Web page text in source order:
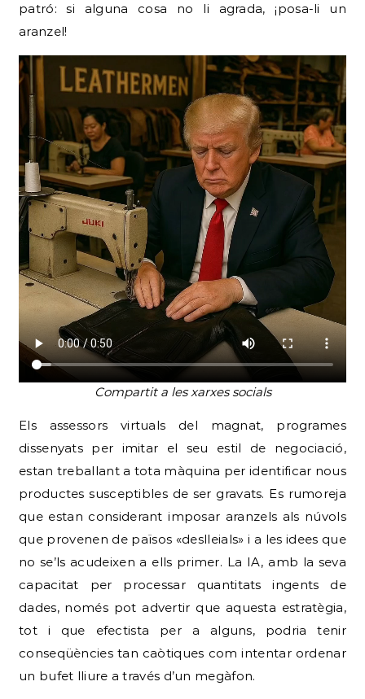
patró: si alguna cosa no li agrada, ¡posa-li un
aranzel!
Compartit a les xarxes socials
Els assessors virtuals del magnat, programes
dissenyats per imitar el seu estil de negociació,
estan treballant a tota màquina per identificar nous
productes susceptibles de ser gravats. Es rumoreja
que estan considerant imposar aranzels als núvols
que provenen de països «deslleials» i a les idees que
no se’ls acudeixen a ells primer. La IA, amb la seva
capacitat per processar quantitats ingents de
dades, només pot advertir que aquesta estratègia,
tot i que efectista per a alguns, podria tenir
conseqüències tan caòtiques com intentar ordenar
un bufet lliure a través d’un megàfon.